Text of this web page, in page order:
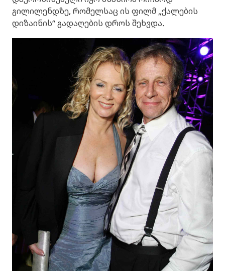
გილილენდზე, რომელსაც ის ფილმ „ქალების
დიზაინის“ გადაღების დროს შეხვდა.